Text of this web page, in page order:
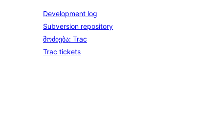
Development log
Subversion repository
მოძიება: Trac
Trac tickets